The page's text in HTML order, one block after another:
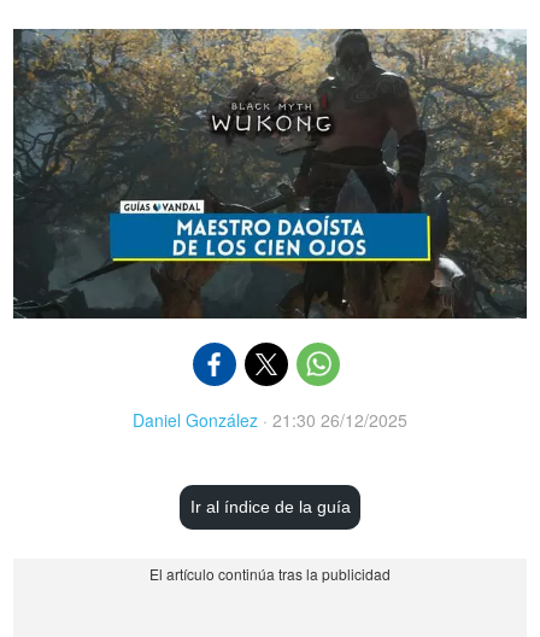
Daniel González · 21:30 26/12/2025
Ir al índice de la guía